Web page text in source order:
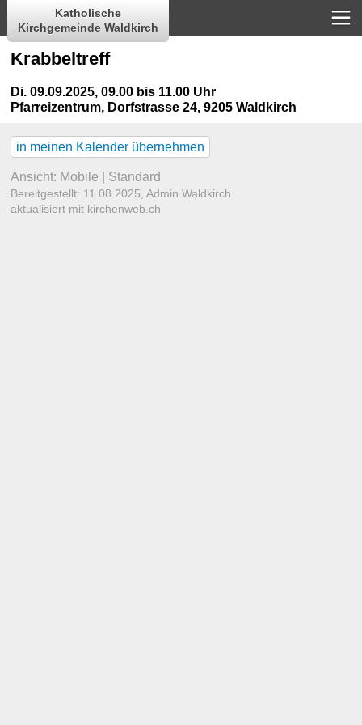
Katholische
Kirchgemeinde Waldkirch
Krabbeltreff
Di. 09.09.2025, 09.00 bis 11.00 Uhr
Pfarreizentrum, Dorfstrasse 24, 9205 Waldkirch
in meinen Kalender übernehmen
Ansicht: Mobile Standard
Bereitgestellt: 11.08.2025,Admin Waldkirch
aktualisiert mit kirchenweb.ch